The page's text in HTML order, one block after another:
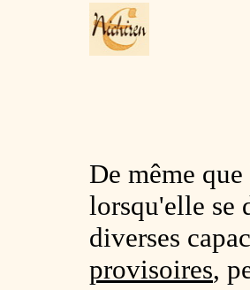
De même
lorsqu'elle se
diverses
provisoires,